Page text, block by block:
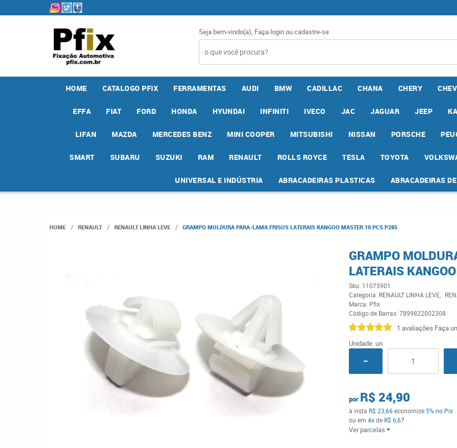
Seja bem-vindo(a), Faça loginoucadastre-se
HOME CATALOGO PFIX FERRAMENTAS AUDI BMW CADILLAC CHANA CHERY
EFFA FIAT FORD HONDA HYUNDAI INFINITI IVECO JAC JAGUAR JEEP
LIFAN MAZDA MERCEDES BENZ MINI COOPER MITSUBISHI NISSAN PORSCHE
SMART SUBARU SUZUKI RAM RENAULT ROLLS ROYCE TESLA TOYOTA
UNIVERSAL E INDÚSTRIA ABRACADEIRAS PLASTICAS ABRACADEIRAS
HOME RENAULT RENAULT LINHA LEVE GRAMPO MOLDURA PARA-LAMA FRISOS LATERAIS KANGOO MASTER 10 PCS P285
GRAMPO
LATERAIS
Sku: 11075901
Categoria: RENAULT LINHA LEVE
Marca: Pfix
Código de Barras: 7899822002308
1 avaliações Faça
Unidade: un
por R$ 24,90
à vista R$ 23,66economize 5% no Pix
ou em 4xde R$ 6,67
Ver parcelas